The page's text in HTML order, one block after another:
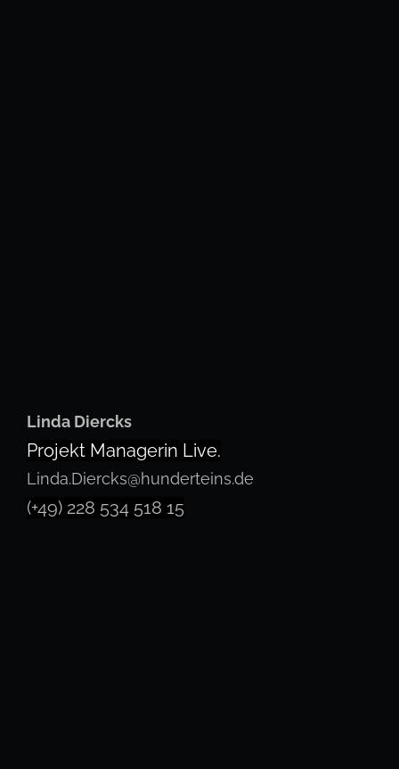
Linda Diercks
Projekt Managerin Live.
Linda.Diercks@hunderteins.de
(+49) 228 534 518 15